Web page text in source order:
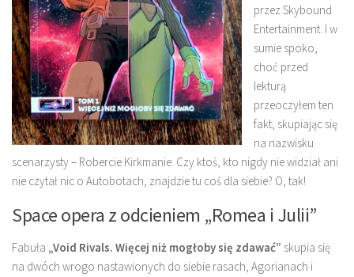
przez Skybound
Entertainment. I w
sumie spoko,
choć przed
lekturą
przeoczyłem ten
fakt, skupiając się
na nazwisku
scenarzysty – Robercie Kirkmanie. Czy ktoś, kto nigdy nie widział ani
nie czytał nic o Autobotach, znajdzie tu coś dla siebie? O, tak!
Space opera z odcieniem „Romea i Julii”
Fabuła „Void Rivals. Więcej niż mogłoby się zdawać” skupia się
na dwóch wrogo nastawionych do siebie rasach, Agorianach i